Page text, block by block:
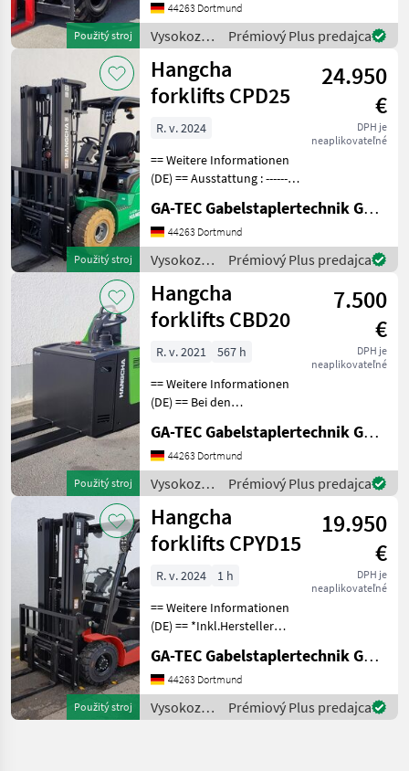
Použitý stroj
Vollfreihub - Russfilter -
Heizung - Arbeitsschei
44263 Dortmund
Vysokozdvižné
vozíky a
skladová
technika /
Hangcha
forklifts
Prémiový Plus predajca
Použitý stroj
Hangcha
forklifts CPD25
24.950
€
DPH je
neaplikovateľné
R. v. 2024
== Weitere Informationen
(DE) == Ausstattung : ----------
4. Ventil - Dachabdeckung -
Vollfreihub -
Arbeitsscheinwerfer vorne -
Nich
GA-TEC Gabelstaplertechnik GmbH
44263 Dortmund
Vysokozdvižné
vozíky a
skladová
technika /
Hangcha
forklifts
Prémiový Plus predajca
Použitý stroj
Hangcha
forklifts CBD20
7.500
€
DPH je
neaplikovateľné
R. v. 2021
567 h
== Weitere Informationen
(DE) == Bei den
sich generell um
abgelesene Stunden. Gerne
bieten wir Ihnen den
passenden Transport an.
Weite
GA-TEC Gabelstaplertechnik GmbH
44263 Dortmund
Vysokozdvižné
vozíky a
skladová
technika /
Hangcha
forklifts
Prémiový Plus predajca
Použitý stroj
Hangcha
forklifts CPYD15
19.950
€
DPH je
neaplikovateľné
R. v. 2024
1 h
== Weitere Informationen
(DE) == *Inkl.Hersteller
1000 Betriebsstunden.
Ausstattung : ------------- -
Schutzdach - 3. Ventil -
Frontschei
GA-TEC Gabelstaplertechnik GmbH
44263 Dortmund
Vysokozdvižné
vozíky a
Prémiový Plus predajca